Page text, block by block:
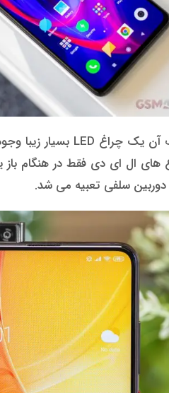
ال ای دی فقط در هنگام
سلفی تعبیه می شد.